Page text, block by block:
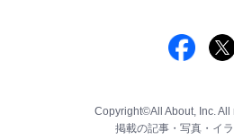
Copyright©All About, Inc. All
掲載の記事・写真・イラ